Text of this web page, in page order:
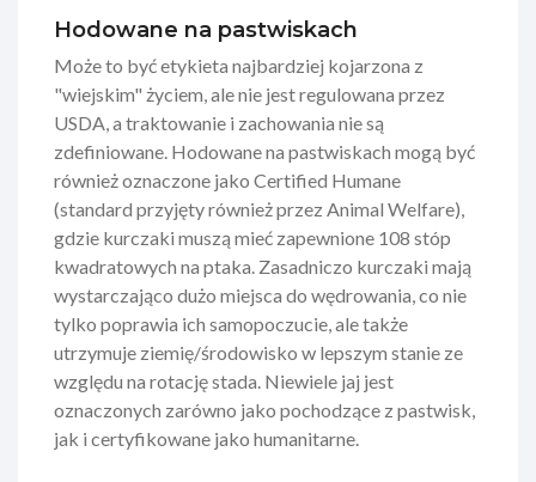
Hodowane na pastwiskach
Może to być etykieta najbardziej kojarzona z
"wiejskim" życiem, ale nie jest regulowana przez
USDA, a traktowanie i zachowania nie są
zdefiniowane. Hodowane na pastwiskach mogą być
również oznaczone jako Certified Humane
(standard przyjęty również przez Animal Welfare),
gdzie kurczaki muszą mieć zapewnione 108 stóp
kwadratowych na ptaka. Zasadniczo kurczaki mają
wystarczająco dużo miejsca do wędrowania, co nie
tylko poprawia ich samopoczucie, ale także
utrzymuje ziemię/środowisko w lepszym stanie ze
względu na rotację stada. Niewiele jaj jest
oznaczonych zarówno jako pochodzące z pastwisk,
jak i certyfikowane jako humanitarne.